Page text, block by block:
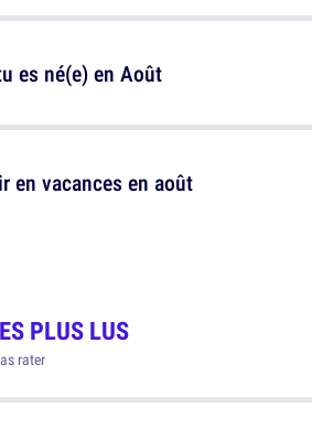
es né(e) en Août
en vacances en août
PLUS LUS
rater